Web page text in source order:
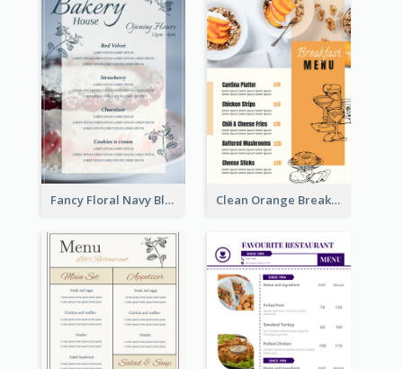
Fancy Floral Navy Blue Menu Design Clean Orange Breakfast Cafe Menu Design